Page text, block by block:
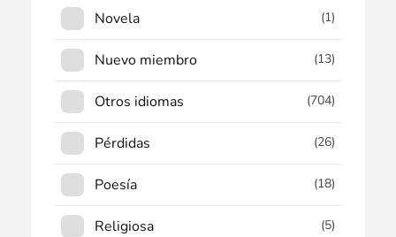
Novela (1)
Nuevo miembro (13)
Otros idiomas (704)
Pérdidas (26)
Poesía (18)
Religiosa (5)